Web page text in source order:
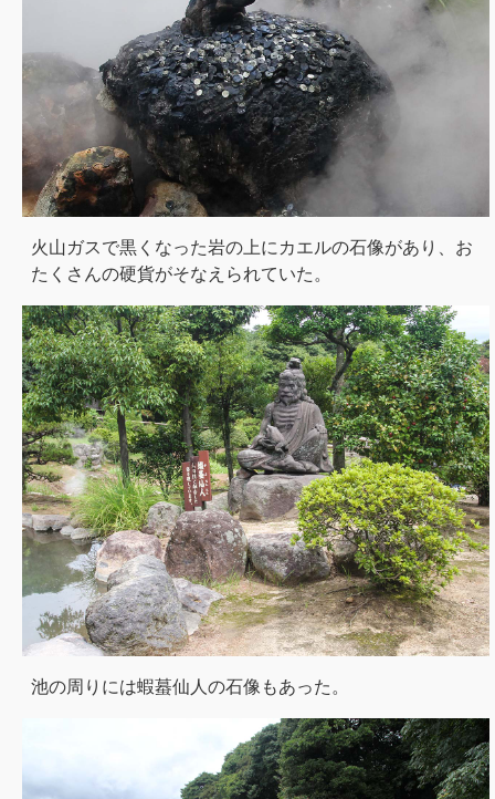
火山ガスで黒くなった岩の上にカエルの石像があり、お
たくさんの硬貨がそなえられていた。
池の周りには蝦蟇仙人の石像もあった。